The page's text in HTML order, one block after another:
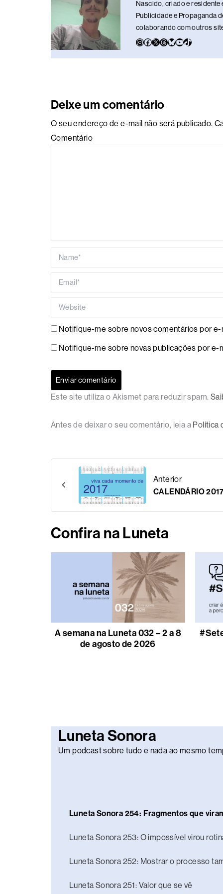
Nascido, criado e residente
Publicidade e Propaganda
colaborando com outros
Deixe um comentário
O seu endereço de e-mail não será publicado.
Comentário
Notifique-me sobre novos comentários por e-
Notifique-me sobre novas publicações por e-
Este site utiliza o Akismet para reduzir spam.
Antes de deixar o seu comentário, leia a Política
Anterior
CALENDÁRIO
Confira na Luneta
A semana na Luneta 032 – 2 a 8
de agosto de 2026
Luneta Sonora
Um podcast sobre tudo e nada ao mesmo
Luneta Sonora 254: Fragmentos que
Luneta Sonora 253: O impossível virou
Luneta Sonora 252: Mostrar o processo
Luneta Sonora 251: Valor que se vê